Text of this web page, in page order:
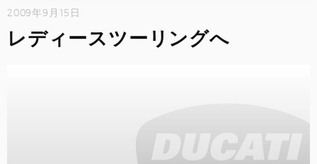
イベント
2009年9月15日
レディースツーリングへ